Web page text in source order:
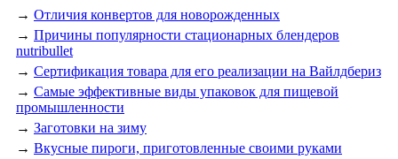
→ Отличия конвертов для новорожденных
→ Причины популярности стационарных блендеров
nutribullet
→ Сертификация товара для его реализации на Вайлдбериз
→ Самые эффективные виды упаковок для пищевой
промышленности
→ Заготовки на зиму
→ Вкусные пироги, приготовленные своими руками